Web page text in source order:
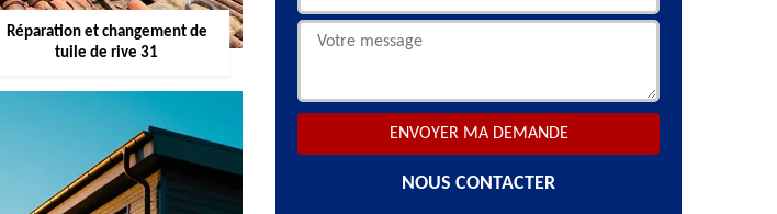
Réparation et changement de
tuile de rive 31
NOUS CONTACTER